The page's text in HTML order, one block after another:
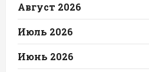
Август 2026
Июль 2026
Июнь 2026